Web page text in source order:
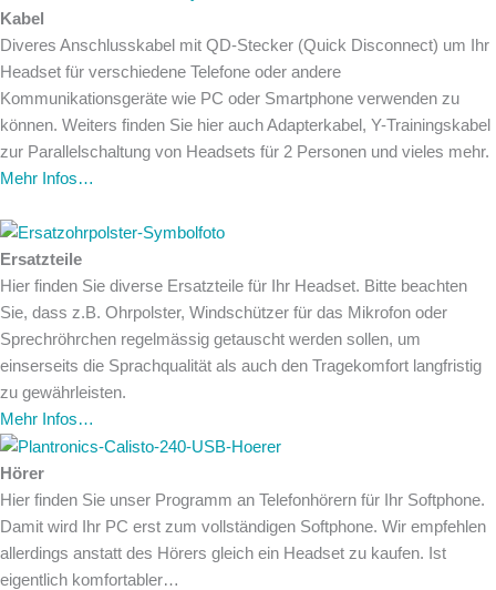
Kabel
Diveres Anschlusskabel mit QD-Stecker (Quick Disconnect) um Ihr
Headset für verschiedene Telefone oder andere
Kommunikationsgeräte wie PC oder Smartphone verwenden zu
können. Weiters finden Sie hier auch Adapterkabel, Y-Trainingskabel
zur Parallelschaltung von Headsets für 2 Personen und vieles mehr.
Mehr Infos…
Ersatzteile
Hier finden Sie diverse Ersatzteile für Ihr Headset. Bitte beachten
Sie, dass z.B. Ohrpolster, Windschützer für das Mikrofon oder
Sprechröhrchen regelmässig getauscht werden sollen, um
einserseits die Sprachqualität als auch den Tragekomfort langfristig
zu gewährleisten.
Mehr Infos…
Hörer
Hier finden Sie unser Programm an Telefonhörern für Ihr Softphone.
Damit wird Ihr PC erst zum vollständigen Softphone. Wir empfehlen
allerdings anstatt des Hörers gleich ein Headset zu kaufen. Ist
eigentlich komfortabler…